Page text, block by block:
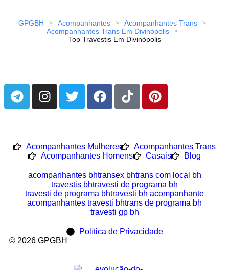
GPGBH > Acompanhantes > Acompanhantes Trans >
Acompanhantes Trans Em Divinópolis >
Top Travestis Em Divinópolis
Acompanhantes Mulheres
Acompanhantes Trans
Acompanhantes Homens
Casais Blog
acompanhantes bhtransex bhtrans com local bh
travestis bhtravesti de programa bh
travesti de programa bhtravesti bh acompanhante
acompanhantes travesti bhtrans de programa bh
travesti gp bh
Política de Privacidade
© 2026 GPGBH